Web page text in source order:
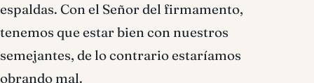
espaldas. Con el Señor del firmamento,
tenemos que estar bien con nuestros
semejantes, de lo contrario estaríamos
obrando mal.